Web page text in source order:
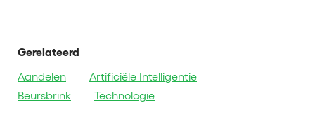
Gerelateerd
Aandelen
Artificiële Intelligentie
Beursbrink
Technologie